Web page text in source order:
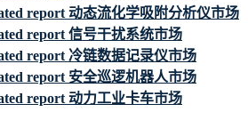
动态流化学吸附分析仪市场
信号干扰系统市场
冷链数据记录仪市场
安全巡逻机器人市场
动力工业卡车市场